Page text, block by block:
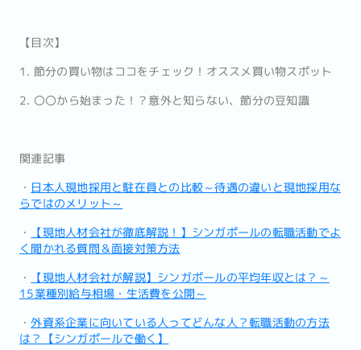
【目次】
1. 節分の買い物はココをチェック！オススメ買い物スポット
2. 〇〇から始まった！？意外と知らない、節分の豆知識
関連記事
・ 日本人現地採用と駐在員との比較～待遇の違いと現地採用な
らではのメリット～
・
【現地人材会社が徹底解説！】シンガポールの転職活動でよ
く聞かれる質問＆面接対策方法
・
【現地人材会社が解説】シンガポールの平均年収とは？～
15業種別給与相場・生活費を公開～
・外資系企業に向いている人ってどんな人？転職活動の方法
は？【シンガポールで働く】